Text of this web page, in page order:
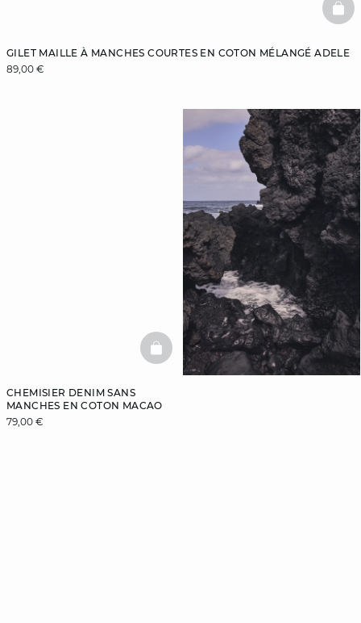
GILET MAILLE À MANCHES COURTES EN COTON MÉLANGÉ ADELE
89,00 €
CHEMISIER DENIM SANS
MANCHES EN COTON MACAO
79,00 €
BASKETFULL